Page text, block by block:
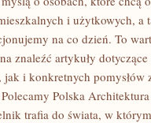
i użytkowych, a
na co dzień. To
znaleźć artykuły
jak i konkretnych pomysłów
Polska
trafia do świata, w